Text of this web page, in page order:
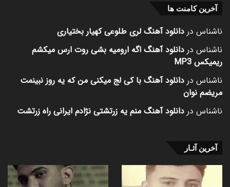
آخرین کامنت ها
ناشناس در دانلود آهنگ لری طلوعی کهیار بختیاری
ناشناس در دانلود آهنگ اگه ارومیه بشی روت ارس میکشم
ریمیکس MP3
ناشناس در دانلود آهنگ با کی لج میکنی من که یه روز نبینمت
مریضم نوان
ناشناس در دانلود آهنگ منم یه زرتشتی نژادم ایرانی راه زرتشت
آخرین آثـار